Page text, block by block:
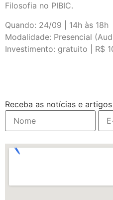
Filosofia no PIBIC.
Quando: 24/09 | 14h às 18h
Modalidade: Presencial
Investimento: gratuito | R$
Receba as notícias e